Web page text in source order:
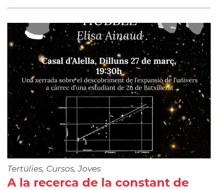
Tertúlies, Cursos, Joves
A la recerca de la constant de